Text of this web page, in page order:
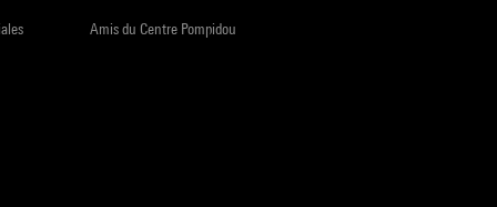
Amis du Centre Pompidou